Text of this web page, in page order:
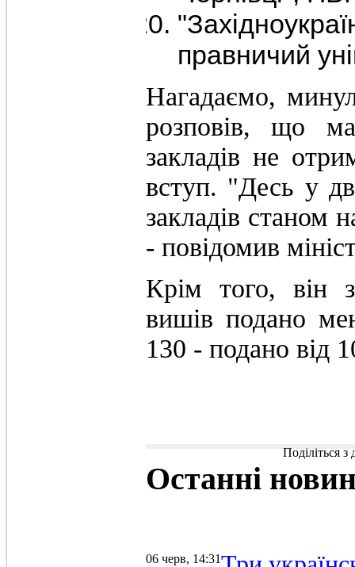
правничий
Нагадаємо,
розповів, що
закладів не
вступ. "Десь у
закладів станом
- повідомив
Крім того, він
вишів подано
130 - подано від
Поділіться
Останні
06 черв, 14:31